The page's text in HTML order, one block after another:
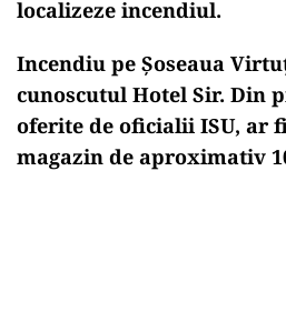
localizeze incendiul.
Incendiu pe Șoseaua
cunoscutul Hotel Sir. Din
oferite de oficialii ISU, ar
magazin de aproximativ